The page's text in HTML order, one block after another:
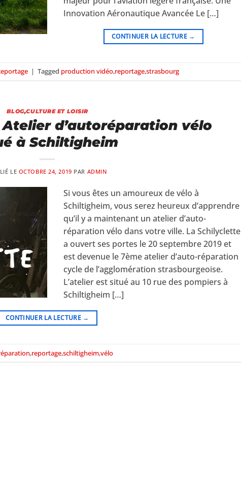
Innovation Aéronautique Avancée Le […]
CONTINUER LA LECTURE →
| Tagged production vidéo,reportage,strasbourg
BLOG,CULTURE ET LOISIR
d’autoréparation vélo
à Schiltigheim
LE OCTOBRE 24, 2019 PAR ADMIN
Si vous êtes un amoureux de vélo à
Schiltigheim, vous serez heureux d’apprendre
qu’il y a maintenant un atelier d’auto-
réparation vélo dans votre ville. La Schilyclette
a ouvert ses portes le 20 septembre 2019 et
est devenue le 7ème atelier d’auto-réparation
cycle de l’agglomération strasbourgeoise.
L’atelier est situé au 10 rue des pompiers à
Schiltigheim […]
CONTINUER LA LECTURE →
,reportage,schiltigheim,vélo